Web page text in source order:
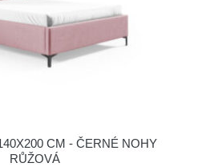
CM - ČERNÉ NOHY
RŮŽOVÁ